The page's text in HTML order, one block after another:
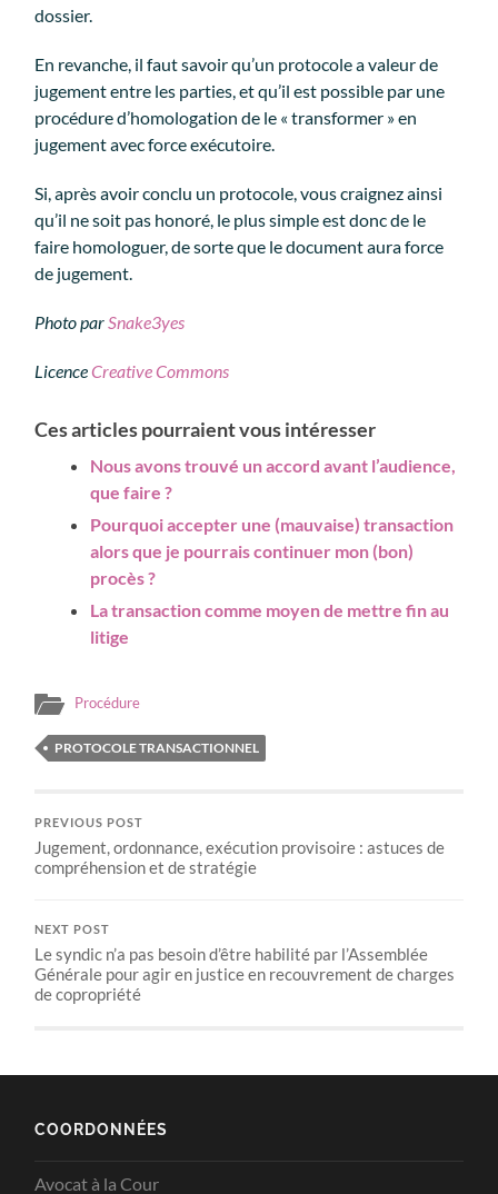
dossier.
En revanche, il faut savoir qu’un protocole a valeur de
jugement entre les parties, et qu’il est possible par une
procédure d’homologation de le « transformer » en
jugement avec force exécutoire.
Si, après avoir conclu un protocole, vous craignez ainsi
qu’il ne soit pas honoré, le plus simple est donc de le
faire homologuer, de sorte que le document aura force
de jugement.
Photo par Snake3yes
LicenceCreative Commons
Ces articles pourraient vous intéresser
Nous avons trouvé un accord avant l’audience,
que faire ?
Pourquoi accepter une (mauvaise) transaction
alors que je pourrais continuer mon (bon)
procès ?
La transaction comme moyen de mettre fin au
litige
Procédure
PROTOCOLE TRANSACTIONNEL
PREVIOUS POST
Jugement, ordonnance, exécution provisoire : astuces de
compréhension et de stratégie
NEXT POST
Le syndic n’a pas besoin d’être habilité par l’Assemblée
Générale pour agir en justice en recouvrement de charges
de copropriété
COORDONNÉES
Avocat à la Cour